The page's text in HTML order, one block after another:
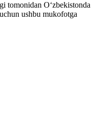
tomonidan O‘zbekistonda
ushbu mukofotga